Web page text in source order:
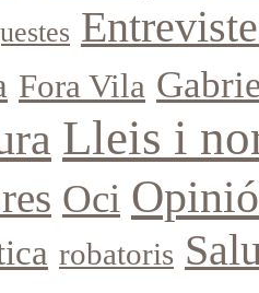
Fora Vila
Lleis i
Oci Opinió
robatoris